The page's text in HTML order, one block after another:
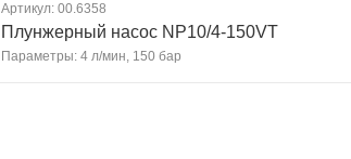
Артикул: 00.6358
Плунжерный насос NP10/4-150VT
Параметры: 4 л/мин, 150 бар